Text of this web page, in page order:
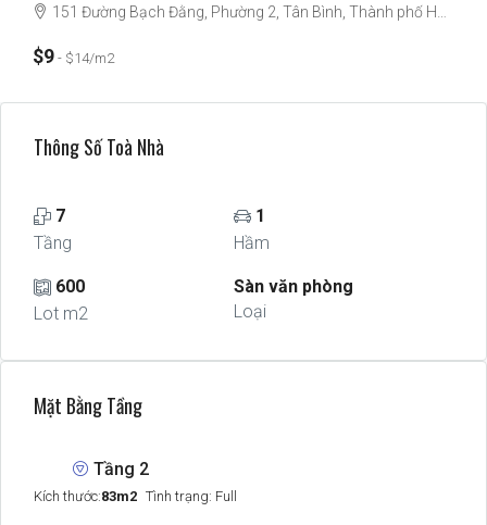
151 Đường Bạch Đằng, Phường 2, Tân Bình, Thành phố Hồ Chí Minh, Việt Nam
$9 $14/m2
Thông Số Toà Nhà
7
Tầng
1
Hầm
600
Lot m2
Sàn văn phòng
Loại
Mặt Bằng Tầng
Tầng 2
Kích thước:83m2 Tình trạng: Full